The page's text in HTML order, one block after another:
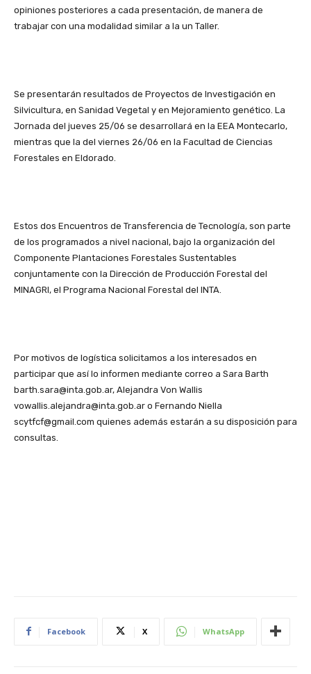
opiniones posteriores a cada presentación, de manera de
trabajar con una modalidad similar a la un Taller.
Se presentarán resultados de Proyectos de Investigación en
Silvicultura, en Sanidad Vegetal y en Mejoramiento genético. La
Jornada del jueves 25/06 se desarrollará en la EEA Montecarlo,
mientras que la del viernes 26/06 en la Facultad de Ciencias
Forestales en Eldorado.
Estos dos Encuentros de Transferencia de Tecnología, son parte
de los programados a nivel nacional, bajo la organización del
Componente Plantaciones Forestales Sustentables
conjuntamente con la Dirección de Producción Forestal del
MINAGRI, el Programa Nacional Forestal del INTA.
Por motivos de logística solicitamos a los interesados en
participar que así lo informen mediante correo a Sara Barth
barth.sara@inta.gob.ar, Alejandra Von Wallis
vowallis.alejandra@inta.gob.ar o Fernando Niella
scytfcf@gmail.com quienes además estarán a su disposición para
consultas.
Facebook X WhatsApp